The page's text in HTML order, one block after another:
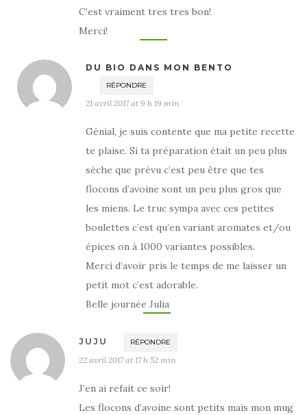
C’est vraiment tres tres bon!
Merci!
DU BIO DANS MON BENTO
RÉPONDRE
21 avril 2017 at 9 h 19 min
Génial, je suis contente que ma petite recette
te plaise. Si ta préparation était un peu plus
sèche que prévu c’est peu être que tes
flocons d’avoine sont un peu plus gros que
les miens. Le truc sympa avec ces petites
boulettes c’est qu’en variant aromates et/ou
épices on à 1000 variantes possibles.
Merci d’avoir pris le temps de me laisser un
petit mot c’est adorable.
Belle journée Julia
JUJU RÉPONDRE
22 avril 2017 at 17 h 52 min
J’en ai refait ce soir!
Les flocons d’avoine sont petits mais mon mug